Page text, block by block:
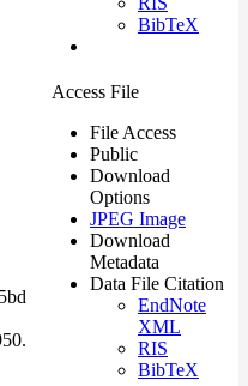
BibTeX
Access File
File Access
Public
Download
Options
JPEG Image
Download
Metadata
Data File Citation
EndNote
XML
RIS
BibTeX